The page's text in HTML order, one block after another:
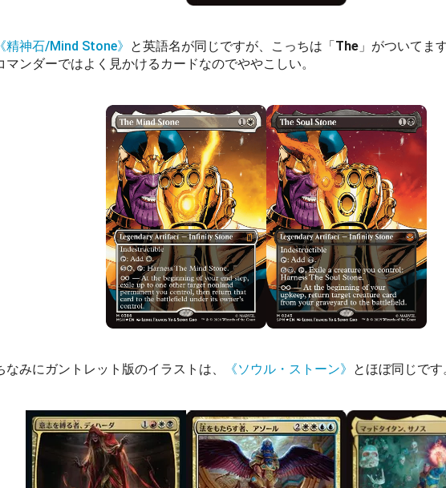
《精神石/Mind Stone》 と英語名が同じですが、こっちは「The 」がついてま
マンダーではよく見かけるカードなのでややこしい。
なみにガントレット版のイラストは、 《ソウル・ストーン》 とほぼ同じです